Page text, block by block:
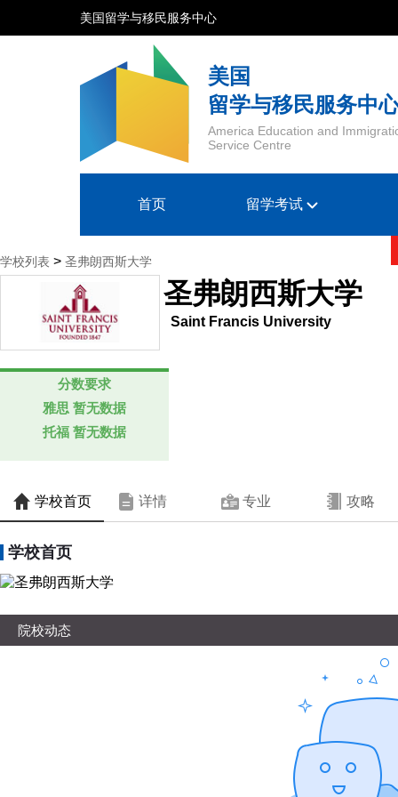
美国留学与移民服务中心
美国
留学与移民服务中
America Education and
Service Centre
首页 留学考试
学校列表 > 圣弗朗西斯大学
圣弗朗西斯大学
Saint Francis University
分数要求
雅思 暂无数据
托福 暂无数据
学校首页 详情 专业 攻略
学校首页
院校动态